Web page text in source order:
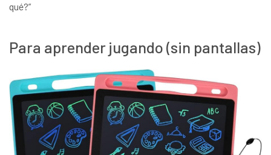
qué?”
Para aprender jugando (sin pantallas)